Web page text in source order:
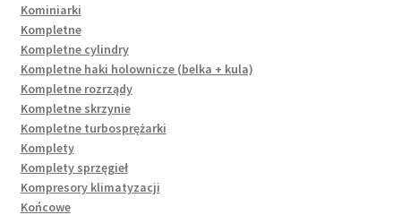
Kominiarki
Kompletne
Kompletne cylindry
Kompletne haki holownicze (belka + kula)
Kompletne rozrządy
Kompletne skrzynie
Kompletne turbosprężarki
Komplety
Komplety sprzęgieł
Kompresory klimatyzacji
Końcowe